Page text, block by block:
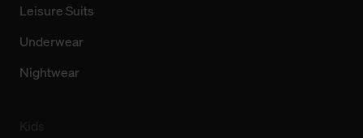
Leisure Suits
Underwear
Nightwear